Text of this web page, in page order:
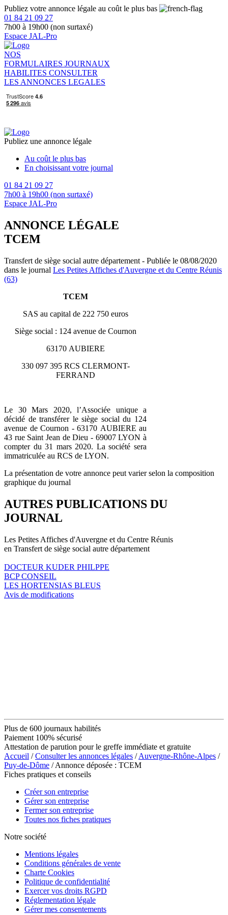
Publiez votre annonce légale au coût le plus bas
01 84 21 09 27
7h00 à 19h00 (non surtaxé)
Espace JAL-Pro
NOS
FORMULAIRES JOURNAUX
HABILITES CONSULTER
LES ANNONCES LEGALES
Publiez une annonce légale
Au coût le plus bas
En choisissant votre journal
01 84 21 09 27
7h00 à 19h00 (non surtaxé)
Espace JAL-Pro
ANNONCE LÉGALE
TCEM
Transfert de siège social autre département - Publiée le 08/08/2020
dans le journal Les Petites Affiches d'Auvergne et du Centre Réunis
(63)
TCEM
SAS au capital de 222 750 euros
Siège social : 124 avenue de Cournon
63170 AUBIERE
330 097 395 RCS CLERMONT-
FERRAND
Le 30 Mars 2020, l’Associée unique a
décidé de transférer le siège social du 124
avenue de Cournon - 63170 AUBIERE au
43 rue Saint Jean de Dieu - 69007 LYON à
compter du 31 mars 2020. La société sera
immatriculée au RCS de LYON.
La présentation de votre annonce peut varier selon la composition
graphique du journal
AUTRES PUBLICATIONS DU
JOURNAL
Les Petites Affiches d'Auvergne et du Centre Réunis
en Transfert de siège social autre département
DOCTEUR KUDER PHILPPE
BCP CONSEIL
LES HORTENSIAS BLEUS
Avis de modifications
Plus de 600 journaux habilités
Paiement 100% sécurisé
Attestation de parution pour le greffe immédiate et gratuite
Accueil /Consulter les annonces légales /Auvergne-Rhône-Alpes /
Puy-de-Dôme / Annonce déposée : TCEM
Fiches pratiques et conseils
Créer son entreprise
Gérer son entreprise
Fermer son entreprise
Toutes nos fiches pratiques
Notre société
Mentions légales
Conditions générales de vente
Charte Cookies
Politique de confidentialité
Exercer vos droits RGPD
Réglementation légale
Gérer mes consentements